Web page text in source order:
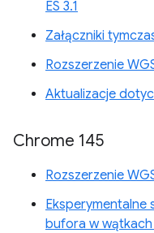
ES 3.1
Załączniki
Rozszerzenie
Aktualizacje
Chrome 145
Rozszerzenie
Eksperymentalne
bufora w